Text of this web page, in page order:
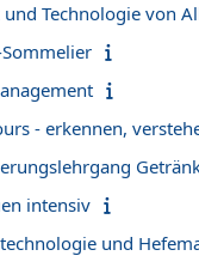
und Technologie von
- erkennen,
intensiv
und